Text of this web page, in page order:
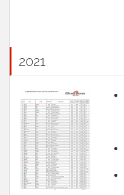
2021